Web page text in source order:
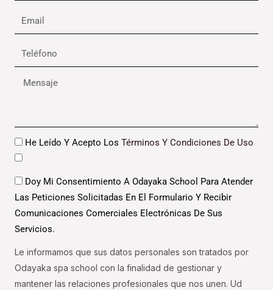
Email
Teléfono
Mensaje
DatosHe Leído Y Acepto Los Términos Y Condiciones De Uso
DatosDoy Mi Consentimiento A Odayaka School Para Atender
Las Peticiones Solicitadas En El Formulario Y Recibir
Comunicaciones Comerciales Electrónicas De Sus
Servicios.
Le informamos que sus datos personales son tratados por
Odayaka spa school con la finalidad de gestionar y
mantener las relaciones profesionales que nos unen. Ud